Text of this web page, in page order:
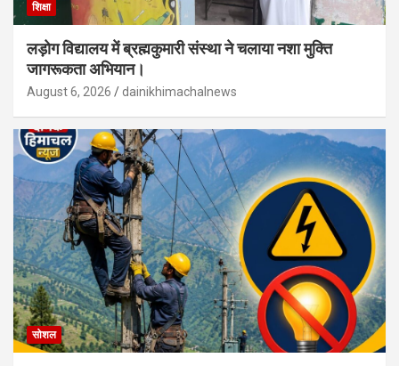
शिक्षा
लड़ोग विद्यालय में ब्रह्मकुमारी संस्था ने चलाया नशा मुक्ति
जागरूकता अभियान।
August 6, 2026 dainikhimachalnews
सोशल